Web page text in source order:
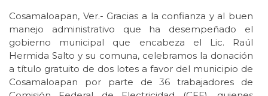
Cosamaloapan, Ver.- Gracias a la confianza y al buen
manejo administrativo que ha desempeñado el
gobierno municipal que encabeza el Lic. Raúl
Hermida Salto y su comuna, celebramos la donación
a título gratuito de dos lotes a favor del municipio de
Cosamaloapan por parte de 36 trabajadores de